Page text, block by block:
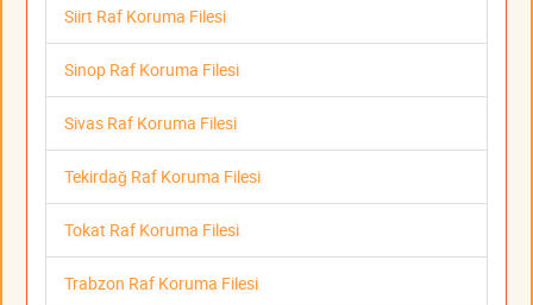
Siirt Raf Koruma Filesi
Sinop Raf Koruma Filesi
Sivas Raf Koruma Filesi
Tekirdağ Raf Koruma Filesi
Tokat Raf Koruma Filesi
Trabzon Raf Koruma Filesi